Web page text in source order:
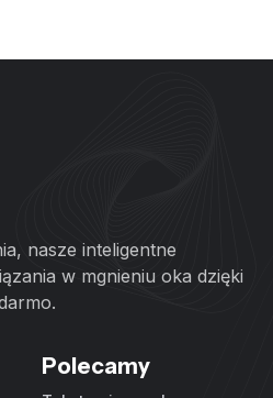
nasze inteligentne
w mgnieniu oka dzięki
Polecamy